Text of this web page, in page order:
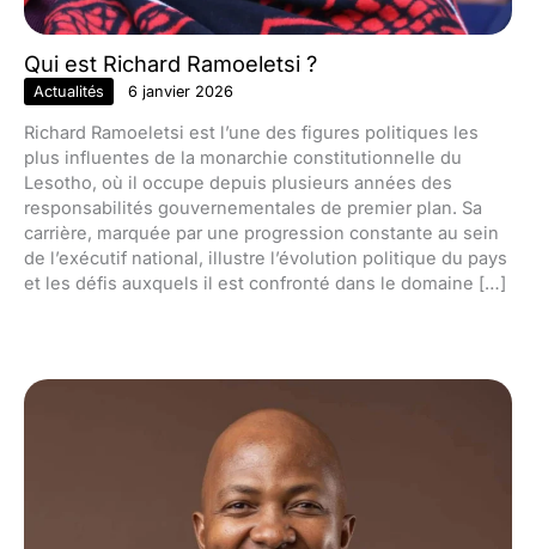
Qui est Richard Ramoeletsi ?
Actualités 6 janvier 2026
Richard Ramoeletsi est l’une des figures politiques les
plus influentes de la monarchie constitutionnelle du
Lesotho, où il occupe depuis plusieurs années des
responsabilités gouvernementales de premier plan. Sa
carrière, marquée par une progression constante au sein
de l’exécutif national, illustre l’évolution politique du pays
et les défis auxquels il est confronté dans le domaine […]